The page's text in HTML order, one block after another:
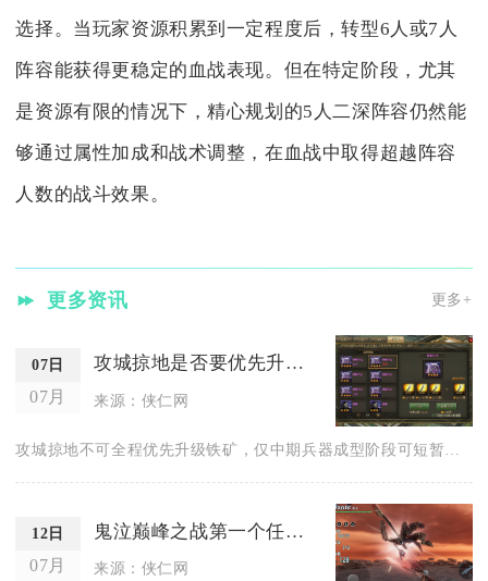
选择。当玩家资源积累到一定程度后，转型6人或7人
阵容能获得更稳定的血战表现。但在特定阶段，尤其
是资源有限的情况下，精心规划的5人二深阵容仍然能
够通过属性加成和战术调整，在血战中取得超越阵容
人数的战斗效果。
更多资讯 更多+
07日
07月
攻城掠地是否要优先升级铁矿
来源：侠仁网
攻城掠地不可全程优先升级铁矿，仅中期兵器成型阶段可短暂拉高铁...
12日
07月
鬼泣巅峰之战第一个任务怎样才能胜利
来源：侠仁网